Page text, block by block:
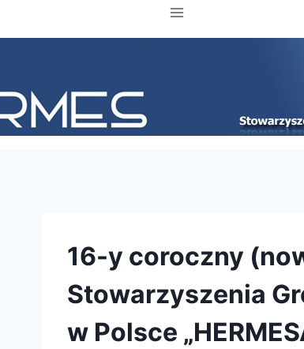
16-y coroczny
Stowarzyszenia
w Polsce